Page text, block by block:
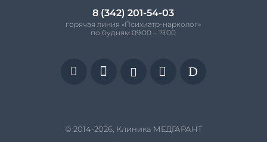
8 (342) 201-54-03
горячая линия «Психиатр-нарколог»
по будням 09:00 – 19:00
    D
© 2014-2026, Клиника МЕДГАРАНТ